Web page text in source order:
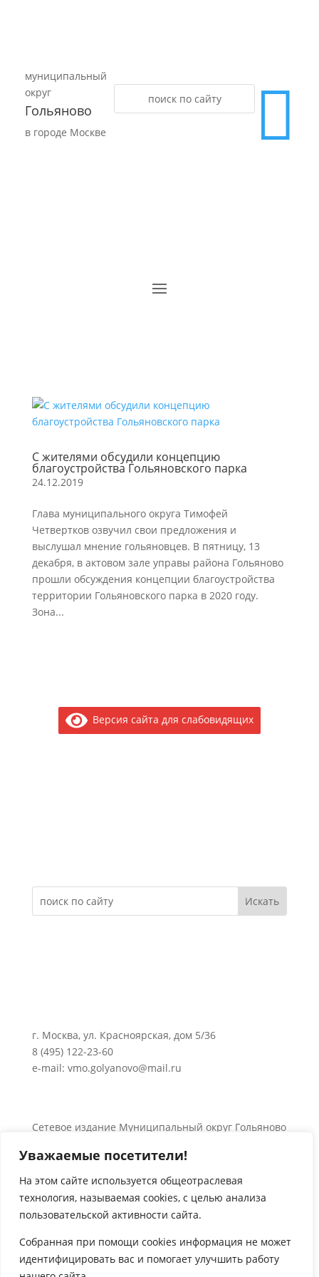
Уважаемые посетители!
На этом сайте используется общеотраслевая
технология, называемая cookies, с целью анализа
пользовательской активности сайта.
Собранная при помощи cookies информация не может
идентифицировать вас и помогает улучшить работу
муниципальный
округ
Гольяново
в городе Москве 
С жителями обсудили концепцию
благоустройства Гольяновского парка
24.12.2019
Глава муниципального округа Тимофей
Четвертков озвучил свои предложения и
выслушал мнение гольяновцев. В пятницу, 13
декабря, в актовом зале управы района Гольяново
прошли обсуждения концепции благоустройства
территории Гольяновского парка в 2020 году.
Зона...
Версия сайта для слабовидящих
г. Москва, ул. Красноярская, дом 5/36
8 (495) 122-23-60
e-mail: vmo.golyanovo@mail.ru
Сетевое издание Муниципальный округ Гольяново
Об использовании информации сайта.
© 2024 Все права защищены.
